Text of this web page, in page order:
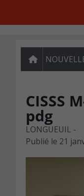
CISSS
pdg
LONGUEUIL -
Publié le 21